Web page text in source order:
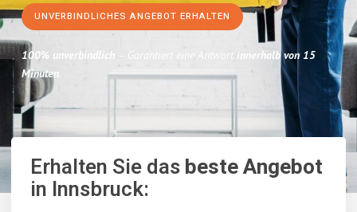
UNVERBINDLICHES ANGEBOT ERHALTEN
100% unverbindlich – Garantiert eine Antwort innerhalb von 15
Minuten.
Erhalten Sie dasbeste Angebot
in Innsbruck: